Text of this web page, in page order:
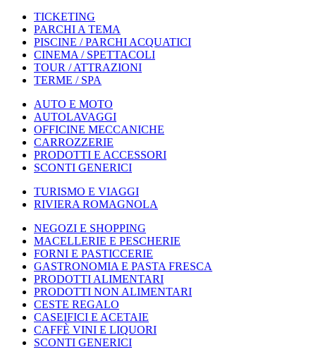
TICKETING
PARCHI A TEMA
PISCINE / PARCHI ACQUATICI
CINEMA / SPETTACOLI
TOUR / ATTRAZIONI
TERME / SPA
AUTO E MOTO
AUTOLAVAGGI
OFFICINE MECCANICHE
CARROZZERIE
PRODOTTI E ACCESSORI
SCONTI GENERICI
TURISMO E VIAGGI
RIVIERA ROMAGNOLA
NEGOZI E SHOPPING
MACELLERIE E PESCHERIE
FORNI E PASTICCERIE
GASTRONOMIA E PASTA FRESCA
PRODOTTI ALIMENTARI
PRODOTTI NON ALIMENTARI
CESTE REGALO
CASEIFICI E ACETAIE
CAFFÈ VINI E LIQUORI
SCONTI GENERICI